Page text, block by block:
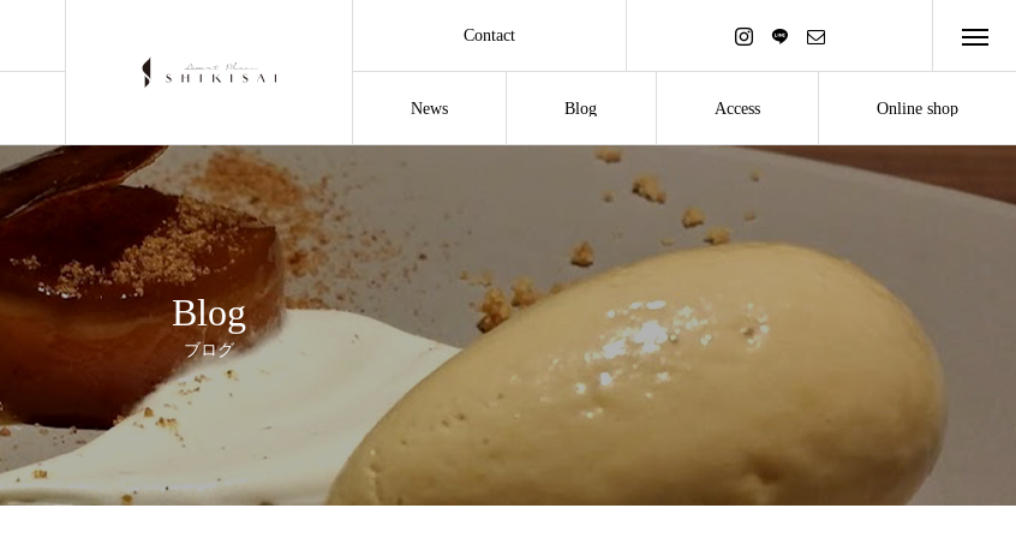
News Blog Access Online shop
Contact
Blog
ブログ